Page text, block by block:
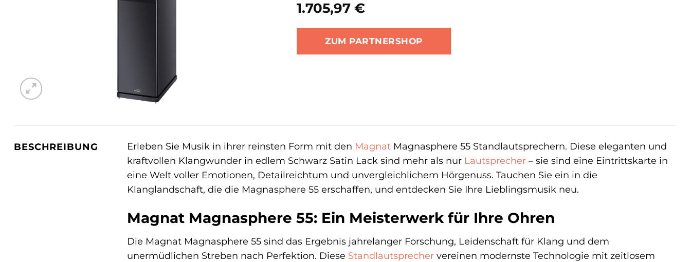
1.705,97 €
ZUM PARTNERSHOP
BESCHREIBUNG Erleben Sie Musik in ihrer reinsten Form mit den Magnat Magnasphere 55 Standlautsprechern. Diese eleganten und
kraftvollen Klangwunder in edlem Schwarz Satin Lack sind mehr als nur Lautsprecher – sie sind eine Eintrittskarte in
eine Welt voller Emotionen, Detailreichtum und unvergleichlichem Hörgenuss. Tauchen Sie ein in die
Klanglandschaft, die die Magnasphere 55 erschaffen, und entdecken Sie Ihre Lieblingsmusik neu.
Magnat Magnasphere 55: Ein Meisterwerk für Ihre Ohren
Die Magnat Magnasphere 55 sind das Ergebnis jahrelanger Forschung, Leidenschaft für Klang und dem
unermüdlichen Streben nach Perfektion. Diese Standlautsprecher vereinen modernste Technologie mit zeitlosem